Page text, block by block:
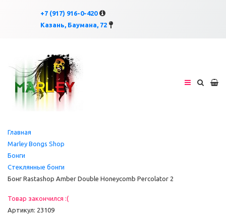
+7 (917) 916-0-420
Казань, Баумана, 72×
Главная
Marley Bongs Shop
Бонги
Стеклянные бонги
Бонг Rastashop Amber Double Honeycomb Percolator 2
Товар закончился :(
Артикул: 23109